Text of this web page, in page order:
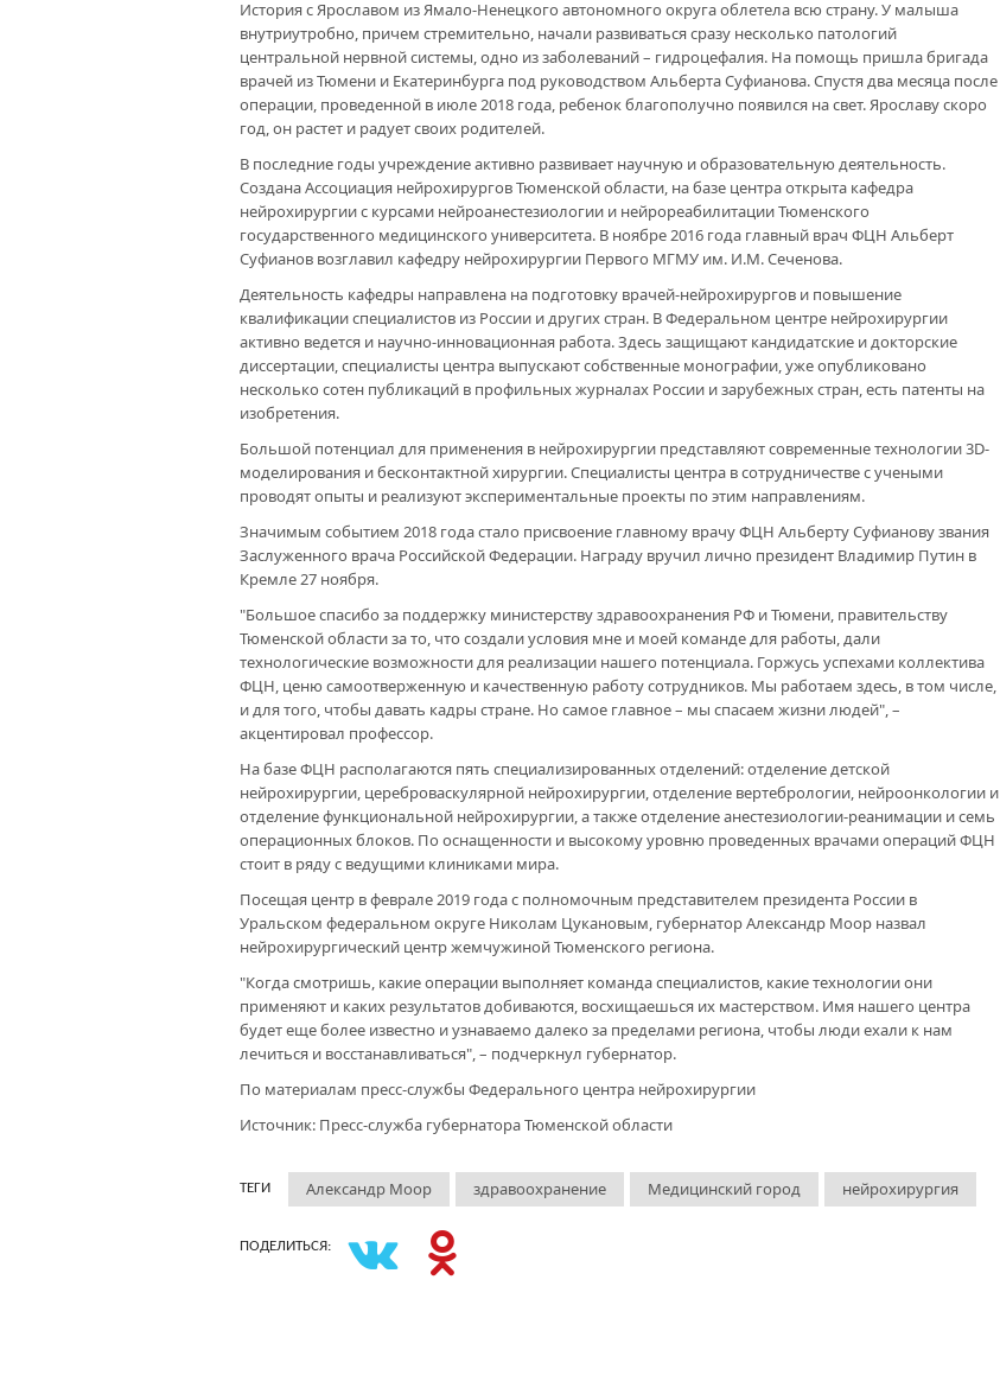
История с Ярославом из Ямало-Ненецкого автономного округа облетела всю страну. У малыша
внутриутробно, причем стремительно, начали развиваться сразу несколько патологий
центральной нервной системы, одно из заболеваний – гидроцефалия. На помощь пришла бригада
врачей из Тюмени и Екатеринбурга под руководством Альберта Суфианова. Спустя два месяца после
операции, проведенной в июле 2018 года, ребенок благополучно появился на свет. Ярославу скоро
год, он растет и радует своих родителей.
В последние годы учреждение активно развивает научную и образовательную деятельность.
Создана Ассоциация нейрохирургов Тюменской области, на базе центра открыта кафедра
нейрохирургии с курсами нейроанестезиологии и нейрореабилитации Тюменского
государственного медицинского университета. В ноябре 2016 года главный врач ФЦН Альберт
Суфианов возглавил кафедру нейрохирургии Первого МГМУ им. И.М. Сеченова.
Деятельность кафедры направлена на подготовку врачей-нейрохирургов и повышение
квалификации специалистов из России и других стран. В Федеральном центре нейрохирургии
активно ведется и научно-инновационная работа. Здесь защищают кандидатские и докторские
диссертации, специалисты центра выпускают собственные монографии, уже опубликовано
несколько сотен публикаций в профильных журналах России и зарубежных стран, есть патенты на
изобретения.
Большой потенциал для применения в нейрохирургии представляют современные технологии 3D-
моделирования и бесконтактной хирургии. Специалисты центра в сотрудничестве с учеными
проводят опыты и реализуют экспериментальные проекты по этим направлениям.
Значимым событием 2018 года стало присвоение главному врачу ФЦН Альберту Суфианову звания
Заслуженного врача Российской Федерации. Награду вручил лично президент Владимир Путин в
Кремле 27 ноября.
"Большое спасибо за поддержку министерству здравоохранения РФ и Тюмени, правительству
Тюменской области за то, что создали условия мне и моей команде для работы, дали
технологические возможности для реализации нашего потенциала. Горжусь успехами коллектива
ФЦН, ценю самоотверженную и качественную работу сотрудников. Мы работаем здесь, в том числе,
и для того, чтобы давать кадры стране. Но самое главное – мы спасаем жизни людей", –
акцентировал профессор.
На базе ФЦН располагаются пять специализированных отделений: отделение детской
нейрохирургии, цереброваскулярной нейрохирургии, отделение вертебрологии, нейроонкологии и
отделение функциональной нейрохирургии, а также отделение анестезиологии-реанимации и семь
операционных блоков. По оснащенности и высокому уровню проведенных врачами операций ФЦН
стоит в ряду с ведущими клиниками мира.
Посещая центр в феврале 2019 года с полномочным представителем президента России в
Уральском федеральном округе Николам Цукановым, губернатор Александр Моор назвал
нейрохирургический центр жемчужиной Тюменского региона.
"Когда смотришь, какие операции выполняет команда специалистов, какие технологии они
применяют и каких результатов добиваются, восхищаешься их мастерством. Имя нашего центра
будет еще более известно и узнаваемо далеко за пределами региона, чтобы люди ехали к нам
лечиться и восстанавливаться", – подчеркнул губернатор.
По материалам пресс-службы Федерального центра нейрохирургии
Источник: Пресс-служба губернатора Тюменской области
ТЕГИ Александр Моор здравоохранение Медицинский город нейрохирургия
ПОДЕЛИТЬСЯ: